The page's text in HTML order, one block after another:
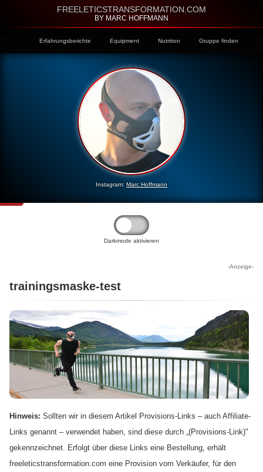
FREELETICSTRANSFORMATION.COM
BY MARC HOFFMANN
Erfahrungsberichte Equipment Nutrition Gruppe finden
Instagram: Marc Hoffmann
Darkmode aktivieren
-Anzeige-
trainingsmaske-test
Hinweis: Sollten wir in diesem Artikel Provisions-Links – auch Affiliate-
Links genannt – verwendet haben, sind diese durch „(Provisions-Link)"
gekennzeichnet. Erfolgt über diese Links eine Bestellung, erhält
freeleticstransformation.com eine Provision vom Verkäufer, für den